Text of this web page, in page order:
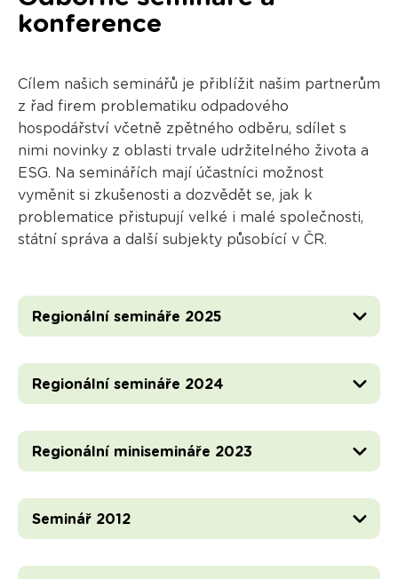
konference
Cílem našich seminářů je přiblížit našim partnerům
z řad firem problematiku odpadového
hospodářství včetně zpětného odběru, sdílet s
nimi novinky z oblasti trvale udržitelného života a
ESG. Na seminářích mají účastníci možnost
vyměnit si zkušenosti a dozvědět se, jak k
problematice přistupují velké i malé společnosti,
státní správa a další subjekty působící v ČR.
Regionální semináře 2025
Regionální semináře 2024
Regionální minisemináře 2023
Seminář 2012